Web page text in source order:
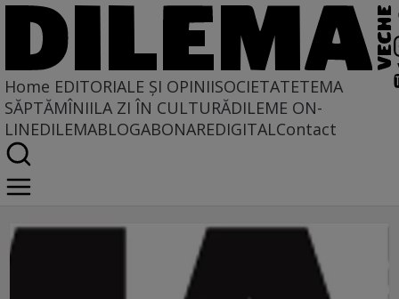
Home EDITORIALE ȘI OPINIISOCIETATETEMA
SĂPTĂMÎNIILA ZI ÎN CULTURĂDILEME ON-
LINEDILEMABLOGABONAREDIGITALContact
opiniile oamenilor de stat